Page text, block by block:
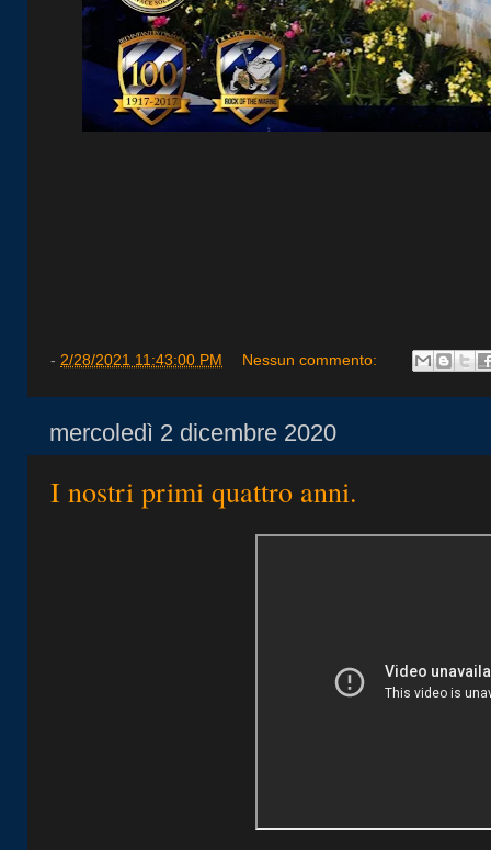
- 2/28/2021 11:43:00 PM Nessun commento:
mercoledì 2 dicembre 2020
I nostri primi quattro anni.